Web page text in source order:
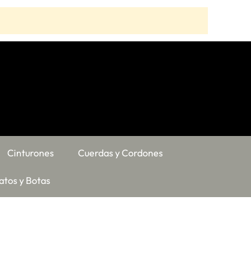
Cinturones Cuerdas y Cordones
y Botas